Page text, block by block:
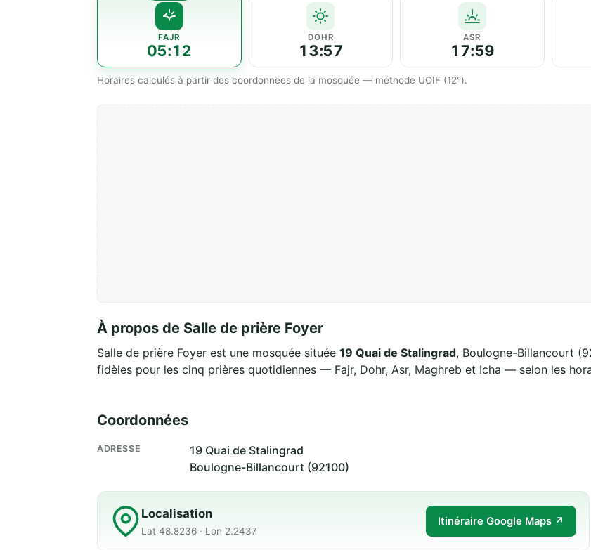
FAJR
05:12
DOHR
13:57
ASR
17:59
Horaires calculés à partir des coordonnées de la mosquée — méthode UOIF (12°).
À propos de Salle de prière Foyer
Salle de prière Foyer est une mosquée située 19 Quai de Stalingrad, Boulogne-Billancourt
fidèles pour les cinq prières quotidiennes — Fajr, Dohr, Asr, Maghreb et Icha — selon les
Coordonnées
ADRESSE
19 Quai de Stalingrad
Boulogne-Billancourt (92100)
Localisation
Lat 48.8236 · Lon 2.2437
Itinéraire Google Maps ↗